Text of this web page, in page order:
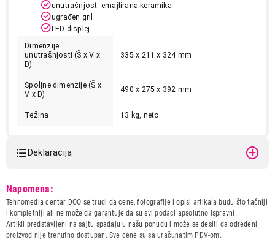
unutrašnjost: emajlirana keramika
ugrađen gril
LED displej
Dimenzije
unutrašnjosti (Š x V x
D)
335 x 211 x 324 mm
Spoljne dimenzije (Š x
V x D)
490 x 275 x 392 mm
Težina 13 kg, neto
Deklaracija
Naziv i vrsta robe:
MIKROTALASNA PECNICA
Uvoznik:
Tehnomedia centar doo
Zemlja porekla:
Malezija
Napomena:
Tehnomedia centar DOO se trudi da cene, fotografije i opisi artikala budu što tačniji
i kompletniji ali ne može da garantuje da su svi podaci apsolutno ispravni.
Artikli predstavljeni na sajtu spadaju u našu ponudu i može se desiti da određeni
proizvod nije trenutno dostupan. Sve cene su sa uračunatim PDV-om.
SAMSUNG MG23F301TAK/OL
Ukupno u korpi:0,00
Nastavi kupovinu